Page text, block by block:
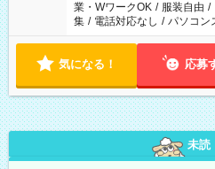
業・WワークOK / 服装自由 /
集 / 電話対応なし / パソコン
気になる！ 応募
未読